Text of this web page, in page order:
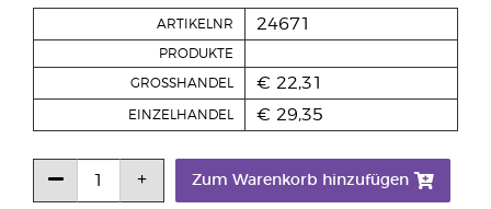
ARTIKELNR 24671
PRODUKTE
GROSSHANDEL € 22,31
EINZELHANDEL € 29,35
Zum Warenkorb hinzufügen